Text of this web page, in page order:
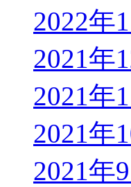
2022年
2021年
2021年
2021年
2021年